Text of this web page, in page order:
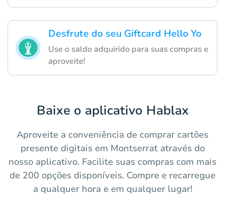
Desfrute do seu Giftcard Hello Yo
Use o saldo adquirido para suas compras e
aproveite!
Baixe o aplicativo Hablax
Aproveite a conveniência de comprar cartões
presente digitais em Montserrat através do
nosso aplicativo. Facilite suas compras com mais
de 200 opções disponíveis. Compre e recarregue
a qualquer hora e em qualquer lugar!